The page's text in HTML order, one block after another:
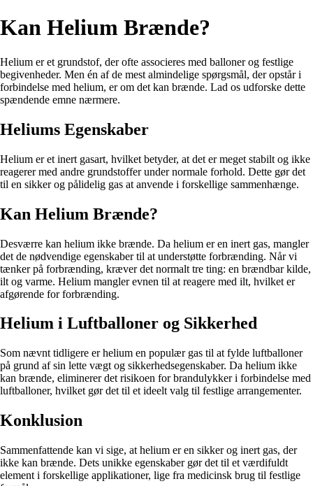
Kan Helium Brænde?
Helium er et grundstof, der ofte associeres med balloner og festlige
begivenheder. Men én af de mest almindelige spørgsmål, der opstår i
forbindelse med helium, er om det kan brænde. Lad os udforske dette
spændende emne nærmere.
Heliums Egenskaber
Helium er et inert gasart, hvilket betyder, at det er meget stabilt og ikke
reagerer med andre grundstoffer under normale forhold. Dette gør det
til en sikker og pålidelig gas at anvende i forskellige sammenhænge.
Kan Helium Brænde?
Desværre kan helium ikke brænde. Da helium er en inert gas, mangler
det de nødvendige egenskaber til at understøtte forbrænding. Når vi
tænker på forbrænding, kræver det normalt tre ting: en brændbar kilde,
ilt og varme. Helium mangler evnen til at reagere med ilt, hvilket er
afgørende for forbrænding.
Helium i Luftballoner og Sikkerhed
Som nævnt tidligere er helium en populær gas til at fylde luftballoner
på grund af sin lette vægt og sikkerhedsegenskaber. Da helium ikke
kan brænde, eliminerer det risikoen for brandulykker i forbindelse med
luftballoner, hvilket gør det til et ideelt valg til festlige arrangementer.
Konklusion
Sammenfattende kan vi sige, at helium er en sikker og inert gas, der
ikke kan brænde. Dets unikke egenskaber gør det til et værdifuldt
element i forskellige applikationer, lige fra medicinsk brug til festlige